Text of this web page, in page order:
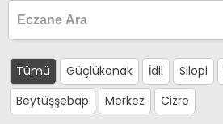
Tümü Güçlükonak İdil Silopi
Beytüşşebap
Merkez Cizre